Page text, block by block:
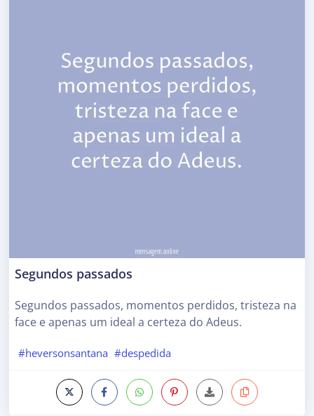
Segundos passados
Segundos passados, momentos perdidos, tristeza na
face e apenas um ideal a certeza do Adeus.
#heversonsantana #despedida